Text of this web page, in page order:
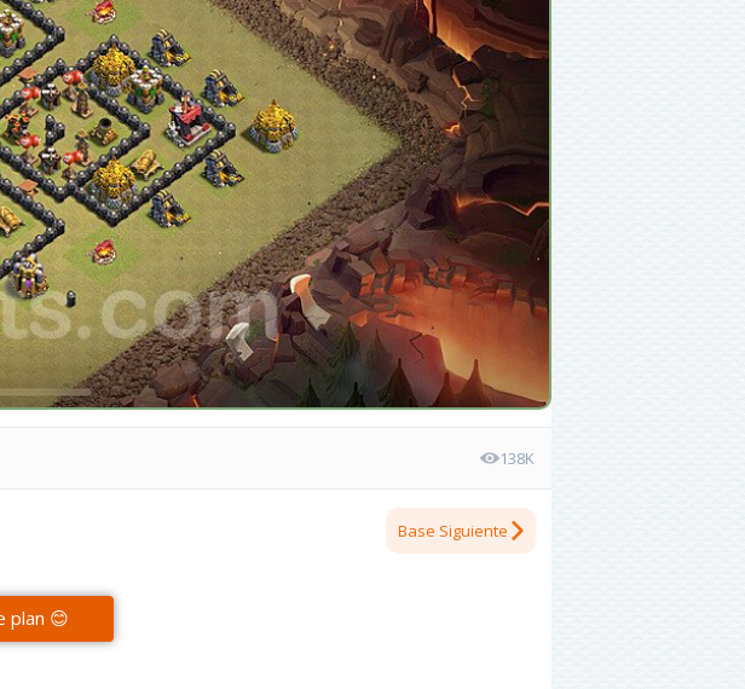
138K
Base Siguiente
plan 😊